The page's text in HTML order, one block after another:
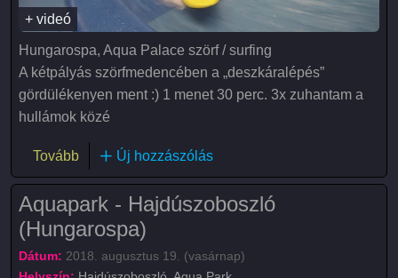
+ videó
Hungarospa, Aqua Palace szörf / surfing
A kétpályás szörfmedencében a „deszkáralépés”
gördülékenyen ment :) 1 menet 30 perc. 3x zuhantam a
hullámok közé
Tovább(Aqua Palace - Hajdúszoboszló (Hungarospa))
Új hozzászólás
Aquapark - Hajdúszoboszló
(Hungarospa)
Dátum: 2018. augusztus 19. (vasárnap)